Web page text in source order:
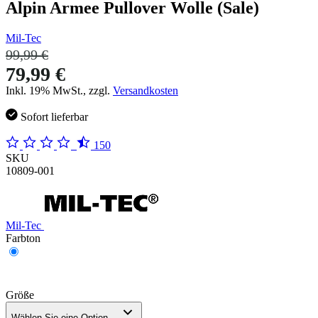
Alpin Armee Pullover Wolle (Sale)
Mil-Tec
99,99 €
79,99 €
Inkl. 19% MwSt., zzgl. Versandkosten
Sofort lieferbar
150
SKU
10809-001
Mil-Tec
Farbton
Größe